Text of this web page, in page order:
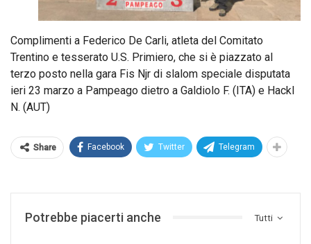
Complimenti a Federico De Carli, atleta del Comitato
Trentino e tesserato U.S. Primiero, che si è piazzato al
terzo posto nella gara Fis Njr di slalom speciale disputata
ieri 23 marzo a Pampeago dietro a Galdiolo F. (ITA) e Hackl
N. (AUT)
Share Facebook Twitter Telegram
Tutti
Potrebbe piacerti anche